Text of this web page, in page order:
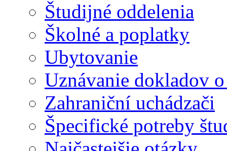
Študijné oddelenia
Školné a poplatky
Ubytovanie
Uznávanie dokladov
Zahraniční uchádzači
Špecifické potreby